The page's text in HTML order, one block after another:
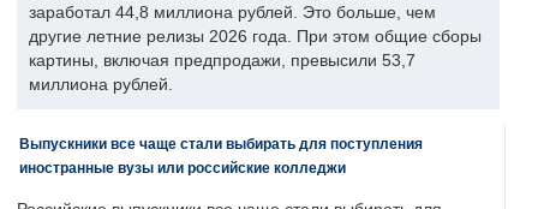
заработал 44,8 миллиона рублей. Это больше, чем
другие летние релизы 2026 года. При этом общие сборы
картины, включая предпродажи, превысили 53,7
миллиона рублей.
Выпускники все чаще стали выбирать для поступления
иностранные вузы или российские колледжи